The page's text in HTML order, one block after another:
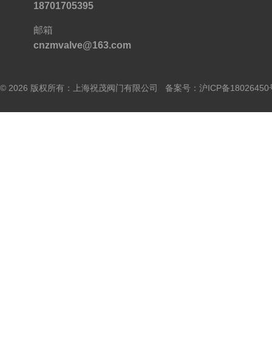
18701705395
邮箱
cnzmvalve@163.com
© 2026 版权所有：上海祝茂阀门有限公司 备案号： 沪ICP备18026450